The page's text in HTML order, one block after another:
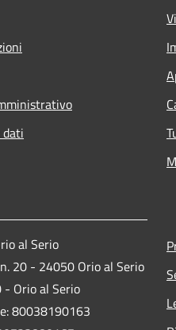
dati
al Serio
20 - 24050 Orio al Serio
- Orio al Serio
80038190163